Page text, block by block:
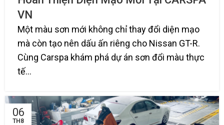
VN
Một màu sơn mới không chỉ thay đổi diện mạo
mà còn tạo nên dấu ấn riêng cho Nissan GT-R.
Cùng Carspa khám phá dự án sơn đổi màu thực
tế...
06
TH8